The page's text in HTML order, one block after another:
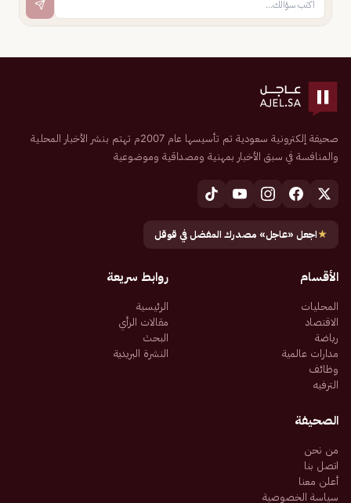
صحيفة إلكترونية سعودية تم تأسيسها عام 2007م تهتم بنشر الأخبار المحلية
والمنافسة في سبق الأخبار بمهنية ومصداقية وموضوعية
★اجعل «عاجل» مصدرك المفضل في قوقل
الأقسام
المحليات
الاقتصاد
رياضة
مدارات عالمية
وظائف
الترفيه
روابط سريعة
الرئيسية
مقالات الرأي
البحث
النشرة البريدية
الصحيفة
من نحن
اتصل بنا
أعلن معنا
سياسة الخصوصية